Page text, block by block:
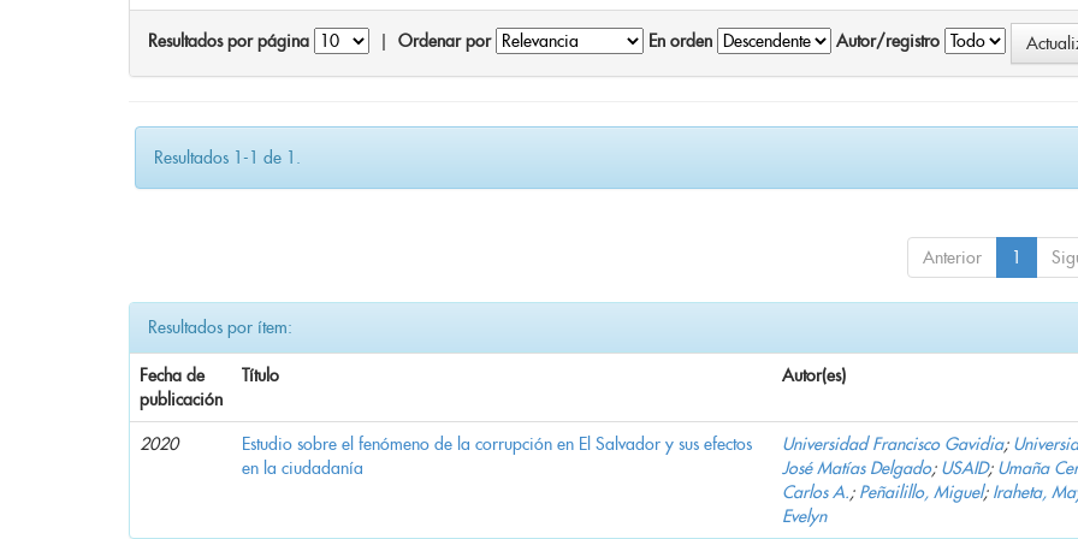
Resultados por página Ordenar por En orden Autor/registro
Resultados 1-1 de 1.
Anterior 1
Resultados por ítem:
Fecha de
publicación
Título Autor(es)
2020
Estudio sobre el fenómeno de la corrupción en El Salvador y sus efectos
en la ciudadanía
Universidad Francisco Gavidia;
José Matías Delgado; USAID; Umaña
Carlos A.; Peñailillo, Miguel; Iraheta,
Evelyn